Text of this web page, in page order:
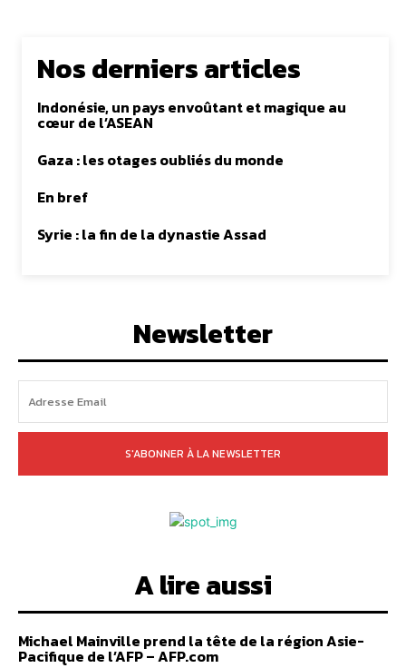
Nos derniers articles
Indonésie, un pays envoûtant et magique au
cœur de l’ASEAN
Gaza : les otages oubliés du monde
En bref
Syrie : la fin de la dynastie Assad
Newsletter
S'ABONNER À LA NEWSLETTER
A lire aussi
Michael Mainville prend la tête de la région Asie-
Pacifique de l’AFP – AFP.com